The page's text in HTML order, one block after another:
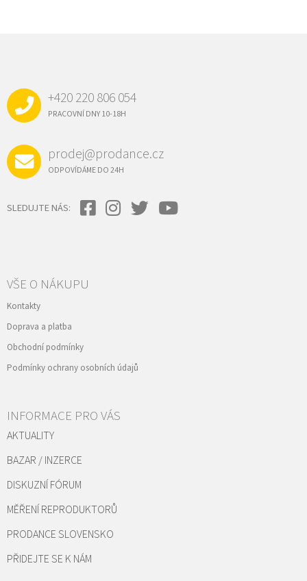
+420 220 806 054
PRACOVNÍ DNY 10-18H
prodej@prodance.cz
ODPOVÍDÁME DO 24H
SLEDUJTE NÁS:
VŠE O NÁKUPU
Kontakty
Doprava a platba
Obchodní podmínky
Podmínky ochrany osobních údajů
INFORMACE PRO VÁS
AKTUALITY
BAZAR / INZERCE
DISKUZNÍ FÓRUM
MĚŘENÍ REPRODUKTORŮ
PRODANCE SLOVENSKO
PŘIDEJTE SE K NÁM